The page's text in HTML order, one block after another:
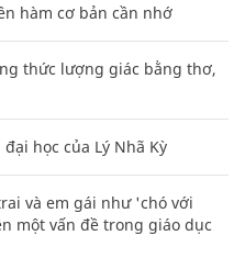
hàm cơ bản cần nhớ
thức lượng giác bằng thơ,
học của Lý Nhã Kỳ
và em gái như 'chó với
một vấn đề trong giáo dục